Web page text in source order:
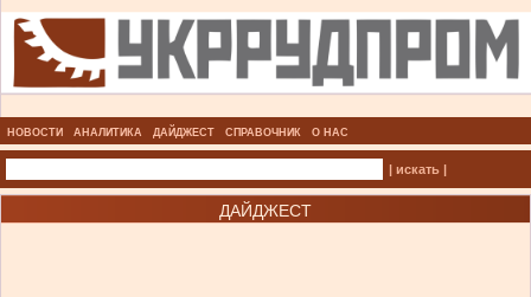
НОВОСТИ АНАЛИТИКА ДАЙДЖЕСТ СПРАВОЧНИК О НАС
| искать |
ДАЙДЖЕСТ